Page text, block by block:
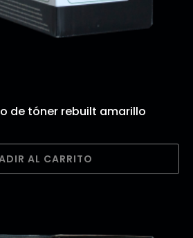
de tóner rebuilt amarillo
AL CARRITO